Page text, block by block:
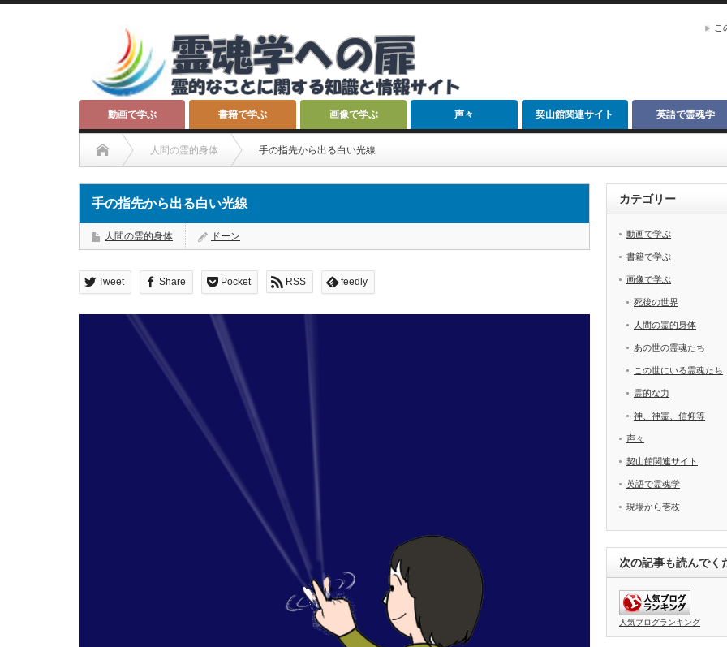
こ
動画で学ぶ 書籍で学ぶ 画像で学ぶ 声々 契山館関連サイト 英語で霊魂学
人間の霊的身体 手の指先から出る白い光線
手の指先から出る白い光線
人間の霊的身体 ドーン
Tweet Share Pocket RSS feedly
カテゴリー
動画で学ぶ
書籍で学ぶ
画像で学ぶ
死後の世界
人間の霊的身体
あの世の霊魂たち
この世にいる霊魂たち
霊的な力
神、神霊、信仰等
声々
契山館関連サイト
英語で霊魂学
現場から壱枚
次の記事も読んでく
人気ブログランキング